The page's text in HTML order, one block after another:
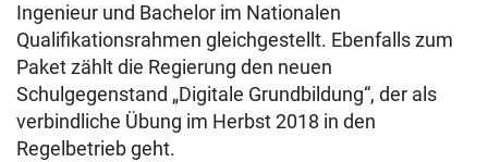
Ingenieur und Bachelor im Nationalen
Qualifikationsrahmen gleichgestellt. Ebenfalls zum
Paket zählt die Regierung den neuen
Schulgegenstand „Digitale Grundbildung“, der als
verbindliche Übung im Herbst 2018 in den
Regelbetrieb geht.